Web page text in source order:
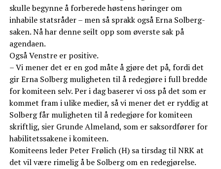
skulle begynne å forberede høstens høringer om
inhabile statsråder – men så sprakk også Erna Solberg-
saken. Nå har denne seilt opp som øverste sak på
agendaen.
Også Venstre er positive.
– Vi mener det er en god måte å gjøre det på, fordi det
gir Erna Solberg muligheten til å redegjøre i full bredde
for komiteen selv. Per i dag baserer vi oss på det som er
kommet fram i ulike medier, så vi mener det er ryddig at
Solberg får muligheten til å redegjøre for komiteen
skriftlig, sier Grunde Almeland, som er saksordfører for
habilitetssakene i komiteen.
Komiteens leder Peter Frølich (H) sa tirsdag til NRK at
det vil være rimelig å be Solberg om en redegjørelse.